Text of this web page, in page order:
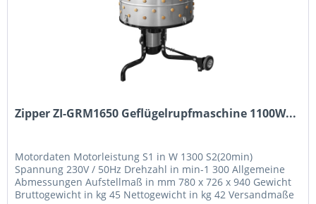
Zipper ZI-GRM1650 Geflügelrupfmaschine 1100W...
Motordaten Motorleistung S1 in W 1300 S2(20min)
Spannung 230V / 50Hz Drehzahl in min-1 300 Allgemeine
Abmessungen Aufstellmaß in mm 780 x 726 x 940 Gewicht
Bruttogewicht in kg 45 Nettogewicht in kg 42 Versandmaße